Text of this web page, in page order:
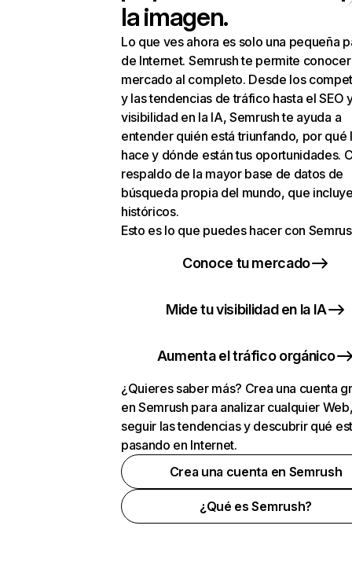
la imagen.
Lo que ves ahora es solo una pequeña
de Internet. Semrush te permite
mercado al completo. Desde los
y las tendencias de tráfico hasta el SEO
visibilidad en la IA, Semrush te ayuda a
entender quién está triunfando, por qué
hace y dónde están tus oportunidades.
respaldo de la mayor base de datos de
búsqueda propia del mundo, que
históricos.
Esto es lo que puedes hacer con
Conoce tu mercado
Mide tu visibilidad en la IA
Aumenta el tráfico orgánico
¿Quieres saber más? Crea una cuenta
en Semrush para analizar cualquier
seguir las tendencias y descubrir qué
pasando en Internet.
Crea una cuenta en Semrush
¿Qué es Semrush?